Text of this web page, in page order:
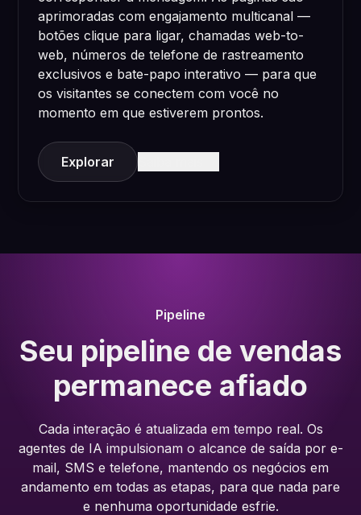
aprimoradas com engajamento multicanal —
botões clique para ligar, chamadas web-to-
web, números de telefone de rastreamento
exclusivos e bate-papo interativo — para que
os visitantes se conectem com você no
momento em que estiverem prontos.
Explorar
Pipeline
Seu pipeline de vendas
permanece afiado
Cada interação é atualizada em tempo real. Os
agentes de IA impulsionam o alcance de saída por e-
mail, SMS e telefone, mantendo os negócios em
andamento em todas as etapas, para que nada pare
e nenhuma oportunidade esfrie.